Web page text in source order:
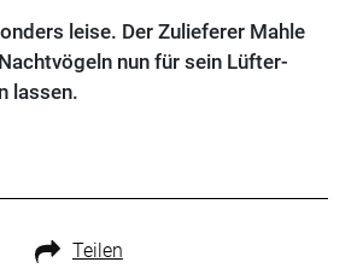
leise. Der Zulieferer Mahle
nun für sein Lüfter-
lassen.
Teilen